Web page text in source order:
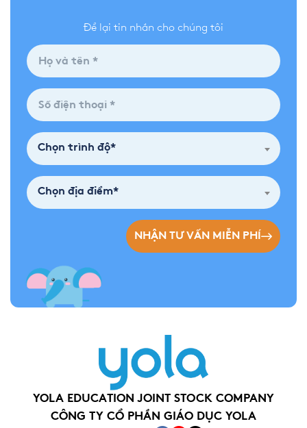
Để lại tin nhắn cho chúng tôi
Chọn trình độ*
Chọn địa điểm*
NHẬN TƯ VẤN MIỄN PHÍ
YOLA EDUCATION JOINT STOCK COMPANY
CÔNG TY CỔ PHẦN GIÁO DỤC YOLA